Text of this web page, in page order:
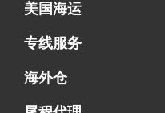
美国海运
海运拼柜
海运整柜
美国海卡
加拿大海运
专线服务
FBA专线直送
超大件专线
AWD专线
电池专线
海外仓
一件代发
FBA中转
贴标换标
拆柜/存储